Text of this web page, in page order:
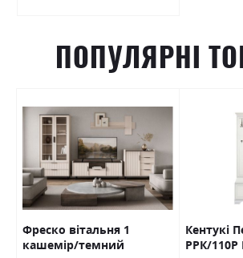
ПОПУЛЯРНІ
Фреско вітальня 1
кашемір/темний
Кентукі
РРК/110Р